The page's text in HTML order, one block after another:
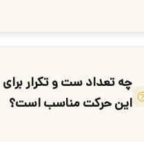
چه تعداد ست و تکرار برای
این حرکت مناسب است؟